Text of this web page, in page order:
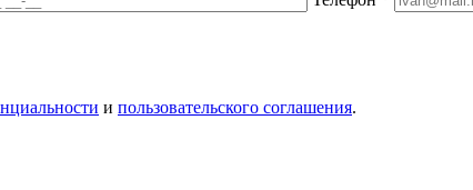
и пользовательского соглашения.